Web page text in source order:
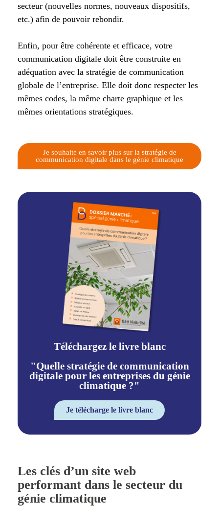
secteur (nouvelles normes, nouveaux dispositifs,
etc.) afin de pouvoir rebondir.
Enfin, pour être cohérente et efficace, votre
communication digitale doit être construite en
adéquation avec la stratégie de communication
globale de l’entreprise. Elle doit donc respecter les
mêmes codes, la même charte graphique et les
mêmes orientations stratégiques.
Je souhaite en savoir plus sur la stratégie de
communication digitale dans le génie climatique
Téléchargez le livre blanc
"Quelle stratégie de communication
digitale pour les entreprises du génie
climatique ?"
Je télécharge le livre blanc
Les clés d’un site web
performant dans le secteur du
génie climatique